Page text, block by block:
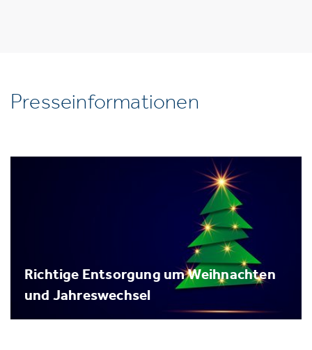
Presseinformationen
Richtige Entsorgung um Weihnachten
und Jahreswechsel